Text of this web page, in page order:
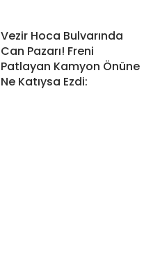
Vezir Hoca Bulvarında
Can Pazarı! Freni
Patlayan Kamyon Önüne
Ne Katıysa Ezdi: